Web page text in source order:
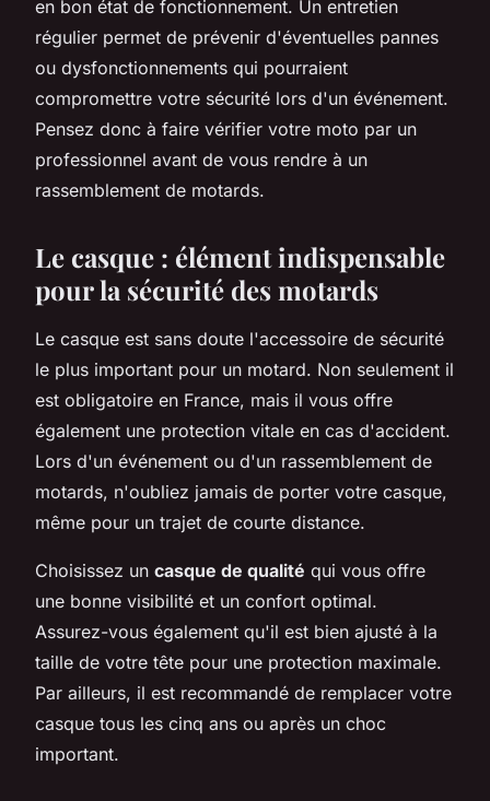
en bon état de fonctionnement. Un entretien
régulier permet de prévenir d'éventuelles pannes
ou dysfonctionnements qui pourraient
compromettre votre sécurité lors d'un événement.
Pensez donc à faire vérifier votre moto par un
professionnel avant de vous rendre à un
rassemblement de motards.
Le casque : élément indispensable
pour la sécurité des motards
Le casque est sans doute l'accessoire de sécurité
le plus important pour un motard. Non seulement il
est obligatoire en France, mais il vous offre
également une protection vitale en cas d'accident.
Lors d'un événement ou d'un rassemblement de
motards, n'oubliez jamais de porter votre casque,
même pour un trajet de courte distance.
Choisissez un casque de qualité qui vous offre
une bonne visibilité et un confort optimal.
Assurez-vous également qu'il est bien ajusté à la
taille de votre tête pour une protection maximale.
Par ailleurs, il est recommandé de remplacer votre
casque tous les cinq ans ou après un choc
important.